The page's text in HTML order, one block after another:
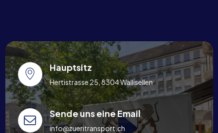
Hauptsitz
Hertistrasse 25, 8304 Wallisellen
Sende uns eine Email
info@zueritransport.ch